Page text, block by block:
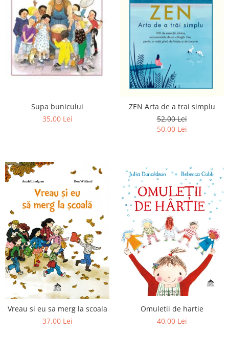
Supa bunicului
35,00 Lei
ZEN Arta de a trai simplu
52,00 Lei
50,00 Lei
Vreau si eu sa merg la scoala
37,00 Lei
Omuletii de hartie
40,00 Lei